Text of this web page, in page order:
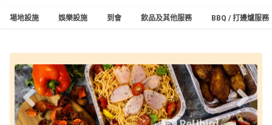
遊
場地設施 娛樂設施 到會 飲品及其他服務 BBQ / 打邊爐服務